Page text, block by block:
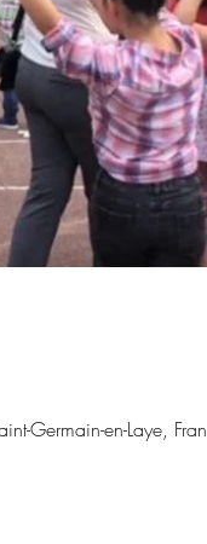
Germain-en-Laye,